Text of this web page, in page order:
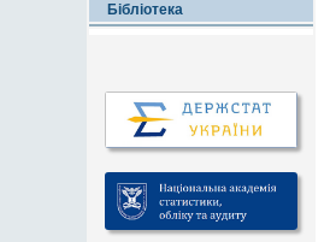
Бібліотека